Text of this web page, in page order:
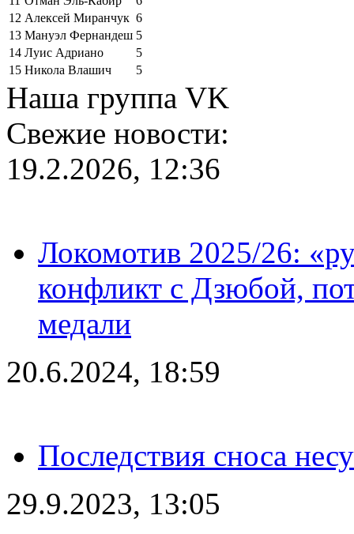
12 Алексей Миранчук 6
13 Мануэл Фернандеш 5
14 Луис Адриано
5
15 Никола Влашич 5
Наша группа VK
Свежие новости:
19.2.2026, 12:36
Локомотив 2025/26:
конфликт с Дзюбой,
медали
20.6.2024, 18:59
Последствия сноса
29.9.2023, 13:05